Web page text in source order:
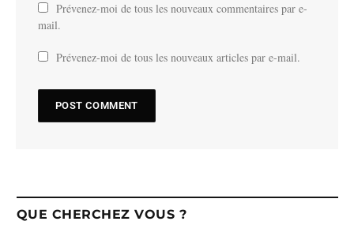
Prévenez-moi de tous les nouveaux commentaires par e-
mail.
Prévenez-moi de tous les nouveaux articles par e-mail.
QUE CHERCHEZ VOUS ?